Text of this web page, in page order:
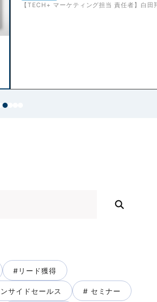
【TECH+ マーケティング担当 責任者】白
#リード獲得
サイドセールス # セミナー